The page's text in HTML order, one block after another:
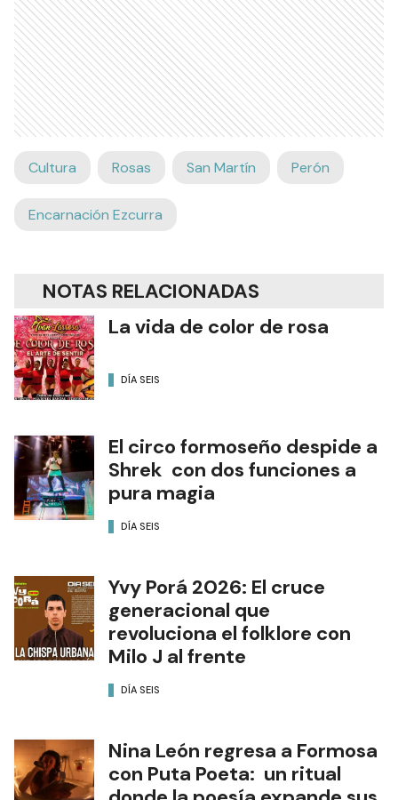
Cultura Rosas San Martín Perón
Encarnación Ezcurra
NOTAS RELACIONADAS
La vida de color de rosa
DÍA SEIS
El circo formoseño despide a
Shrek con dos funciones a
pura magia
DÍA SEIS
Yvy Porá 2026: El cruce
generacional que
revoluciona el folklore con
Milo J al frente
DÍA SEIS
Nina León regresa a Formosa
con Puta Poeta: un ritual